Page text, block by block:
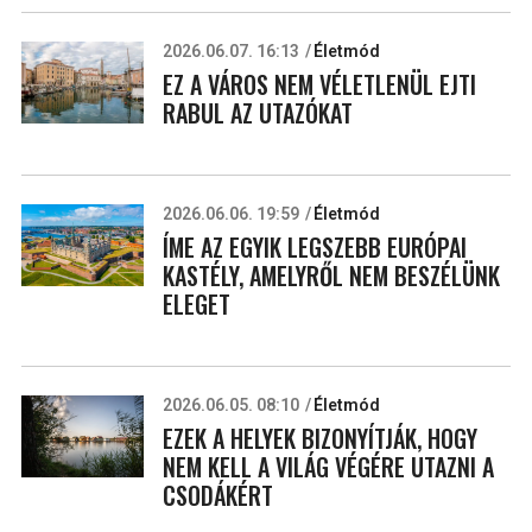
2026.06.07. 16:13 Életmód
EZ A VÁROS NEM VÉLETLENÜL EJTI
RABUL AZ UTAZÓKAT
2026.06.06. 19:59 Életmód
ÍME AZ EGYIK LEGSZEBB EURÓPAI
KASTÉLY, AMELYRŐL NEM BESZÉLÜNK
ELEGET
2026.06.05. 08:10 Életmód
EZEK A HELYEK BIZONYÍTJÁK, HOGY
NEM KELL A VILÁG VÉGÉRE UTAZNI A
CSODÁKÉRT